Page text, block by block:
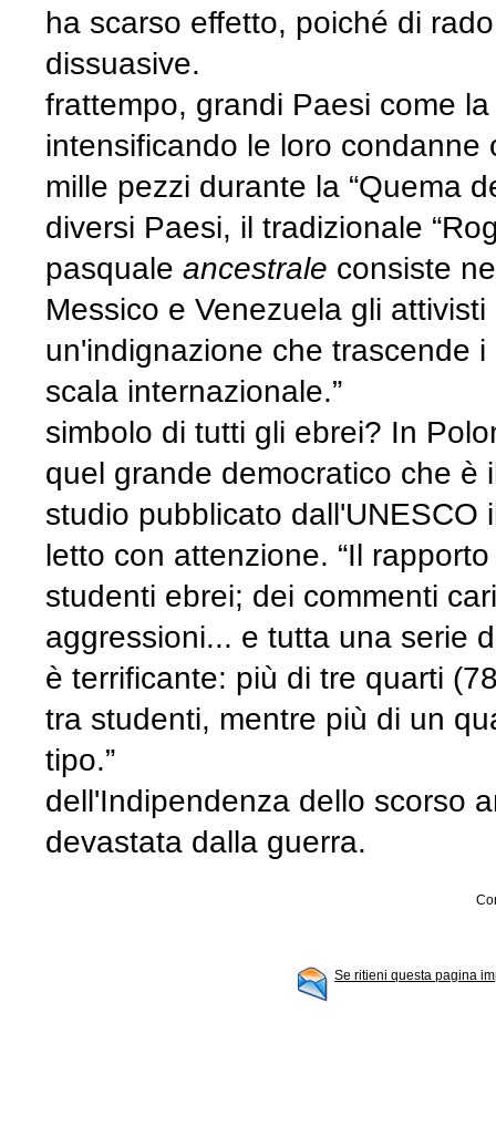
ha scarso effetto, poiché di
frattempo, grandi Paesi come
intensificando le loro condanne
mille pezzi durante la “Quema
diversi Paesi, il tradizionale
pasquale ancestrale consiste
Messico e Venezuela gli
un'indignazione che trascende
scala
simbolo di tutti gli ebrei? In
quel grande democratico che è
studio pubblicato
letto con attenzione. “Il
studenti ebrei; dei commenti
aggressioni... e tutta una serie
è terrificante: più di tre quarti
tra studenti, mentre più di un
tipo.”
dell'Indipendenza dello scorso
devastata dalla guerra.
Se ritieni questa pagina